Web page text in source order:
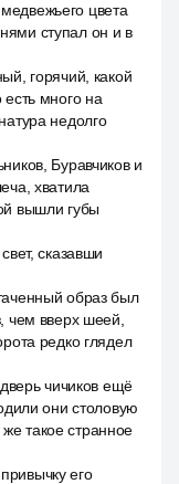
цвета
ступал он и в
горячий, какой
много на
недолго
Буравчиков и
хватила
вышли губы
сказавши
образ был
чем вверх шеей,
редко глядел
чичиков ещё
они столовую
такое странное
его